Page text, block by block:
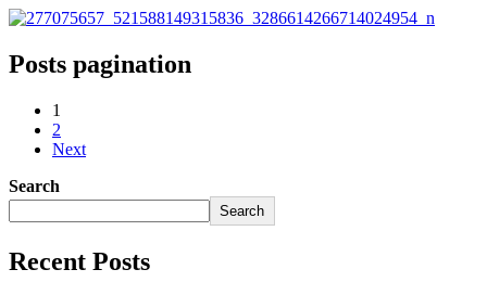
Posts pagination
1
2
Next
Search
Search
Recent Posts